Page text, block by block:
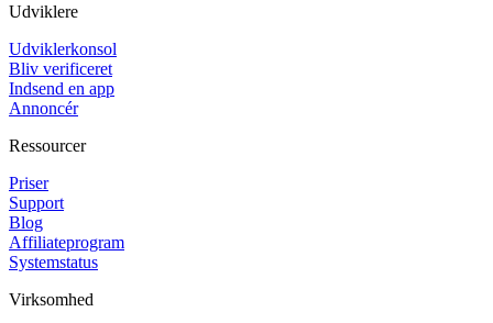
Udviklere
Udviklerkonsol
Bliv verificeret
Indsend en app
Annoncér
Ressourcer
Priser
Support
Blog
Affiliateprogram
Systemstatus
Virksomhed